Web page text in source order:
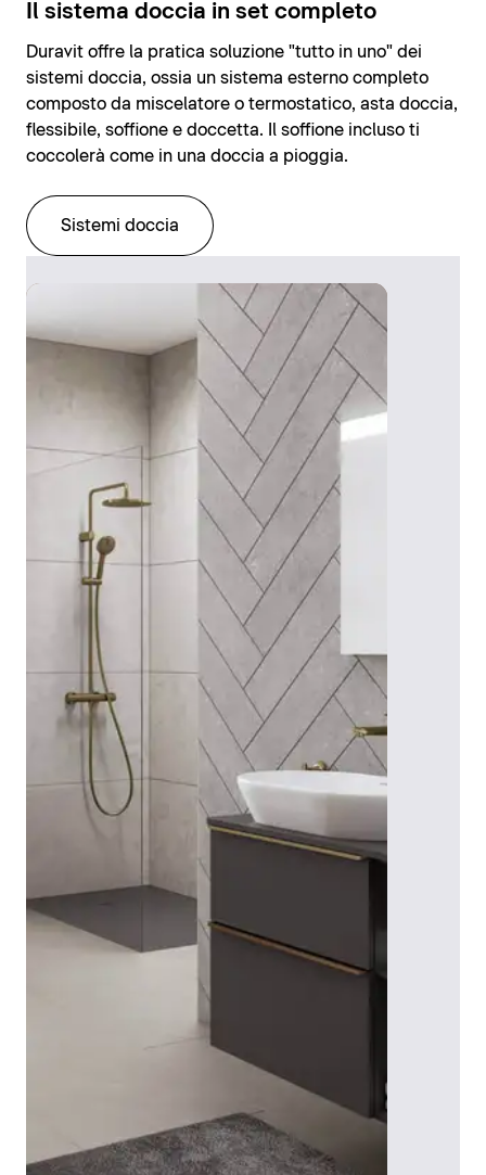
Il sistema doccia in set completo
Duravit offre la pratica soluzione "tutto in uno" dei
sistemi doccia, ossia un sistema esterno completo
composto da miscelatore o termostatico, asta doccia,
flessibile, soffione e doccetta. Il soffione incluso ti
coccolerà come in una doccia a pioggia.
Sistemi doccia